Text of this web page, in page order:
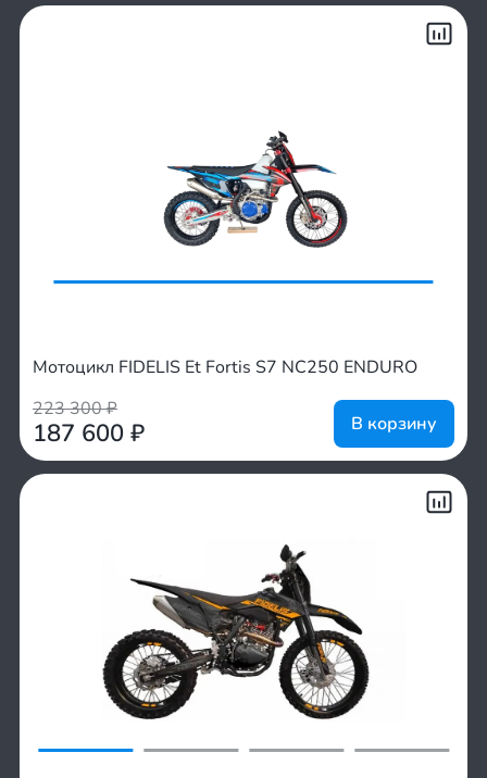
Мотоцикл FIDELIS Et Fortis S7 NC250 ENDURO
223 300₽
187 600 ₽ В корзину